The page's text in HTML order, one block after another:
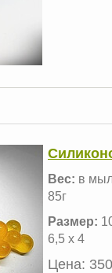
Вес: в
85г
Размер:
6,5 х 4
Цена: